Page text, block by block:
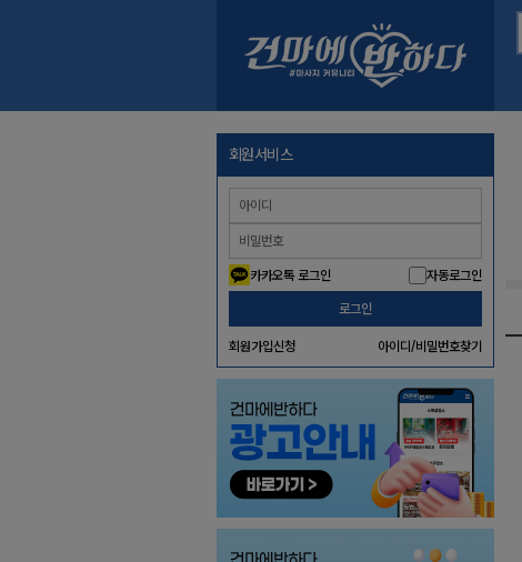
회원서비스
카카오톡 로그인 자동로그인
로그인
회원가입신청 아이디/비밀번호찾기